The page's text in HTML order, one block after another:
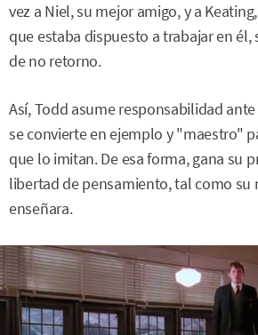
vez a Niel, su mejor amigo, y a
que estaba dispuesto a trabajar en
de no retorno.
Así, Todd asume responsabilidad
se convierte en ejemplo y "maestro"
que lo imitan. De esa forma, gana su
libertad de pensamiento, tal como su
enseñara.